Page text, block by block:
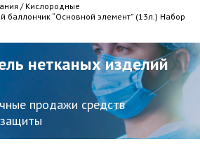
/ Кислородные
баллончик “Основной элемент” (13л.) Набор
нетканых изделий
продажи средств